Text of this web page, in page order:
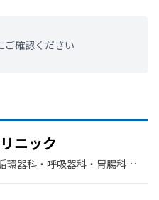
ご確認ください
ニック
環器科・​呼吸器科・​胃腸科・​